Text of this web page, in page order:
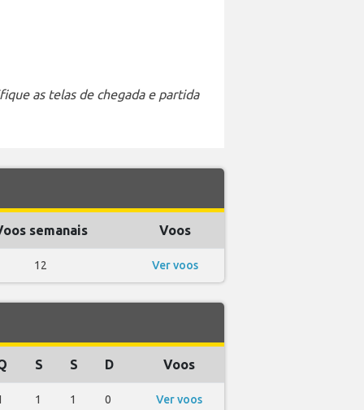
as telas de chegada e partida
semanais Voos
12 Ver voos
S S D Voos
1 1 0 Ver voos